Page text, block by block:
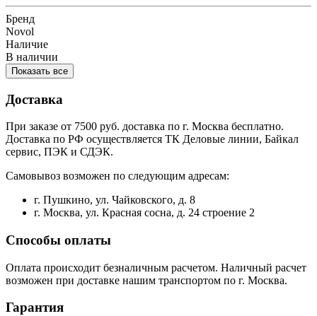
Бренд
Novol
Наличие
В наличии
Показать все
Доставка
При заказе от 7500 руб. доставка по г. Москва бесплатно.
Доставка по РФ осуществляется ТК Деловые линии, Байкал
сервис, ПЭК и СДЭК.
Самовывоз возможен по следующим адресам:
г. Пушкино, ул. Чайковского, д. 8
г. Москва, ул. Красная сосна, д. 24 строение 2
Способы оплаты
Оплата происходит безналичным расчетом. Наличный расчет
возможен при доставке нашим транспортом по г. Москва.
Гарантия